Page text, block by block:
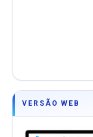
VERSÃO WEB